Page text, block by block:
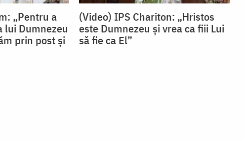
„Pentru a
lui Dumnezeu
prin post și
(Video) IPS Chariton: „Hristos
este Dumnezeu și vrea ca fiii Lui
să fie ca El”